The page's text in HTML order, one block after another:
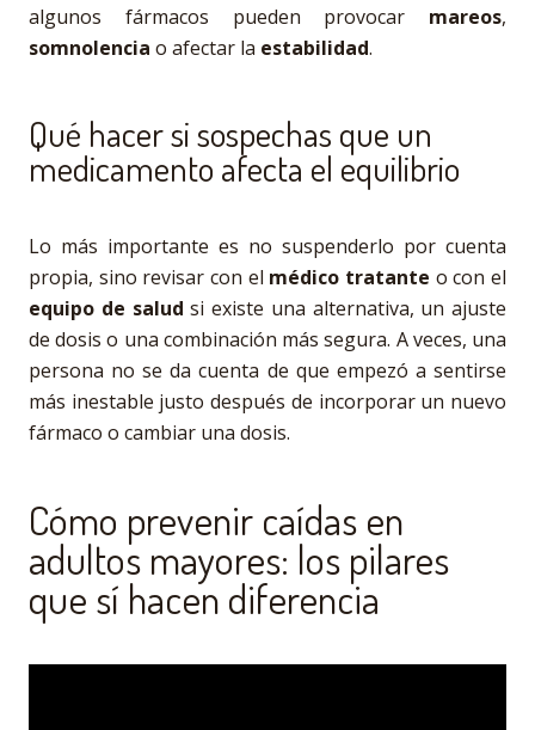
algunos fármacos pueden provocar mareos,
somnolencia o afectar la estabilidad.
Qué hacer si sospechas que un
medicamento afecta el equilibrio
Lo más importante es no suspenderlo por cuenta
propia, sino revisar con el médico tratante o con el
equipo de salud si existe una alternativa, un ajuste
de dosis o una combinación más segura. A veces, una
persona no se da cuenta de que empezó a sentirse
más inestable justo después de incorporar un nuevo
fármaco o cambiar una dosis.
Cómo prevenir caídas en
adultos mayores: los pilares
que sí hacen diferencia